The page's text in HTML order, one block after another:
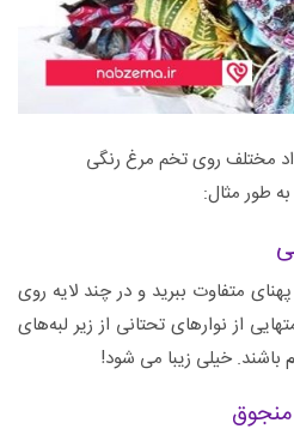
مختلف روی تخم‌ مرغ رنگی
طور مثال:
متفاوت ببرید و در چند لایه روی
از نوارهای تحتانی از زیر لبه‌های
باشند. خیلی زیبا می شود!